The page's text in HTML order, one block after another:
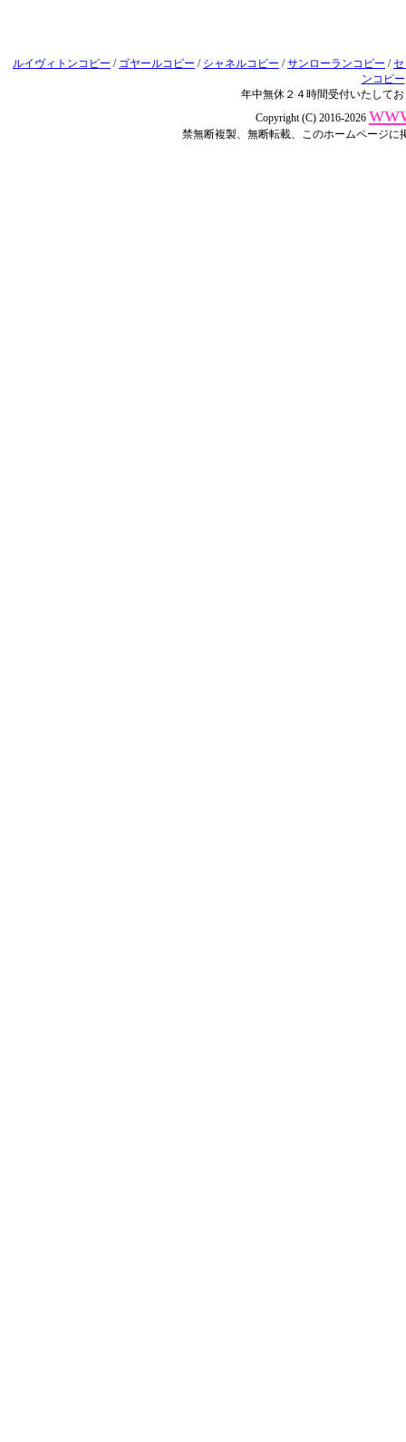
ルイヴィトンコピー / ゴヤールコピー / シャネルコピー /サンローランコピー /
ンコピー
年中無休２４時間受付いたして
Copyright (C) 2016-2026
禁無断複製、無断転載、このホームページ